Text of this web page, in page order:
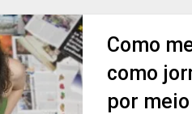
Como
como
por